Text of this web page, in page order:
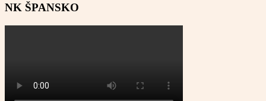
NK ŠPANSKO